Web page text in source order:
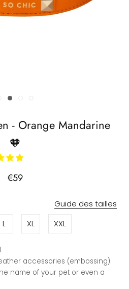
- Orange Mandarine
🧡
€59
Guide des tailles
L XL XXL
accessories (embossing).
name of your pet or even a